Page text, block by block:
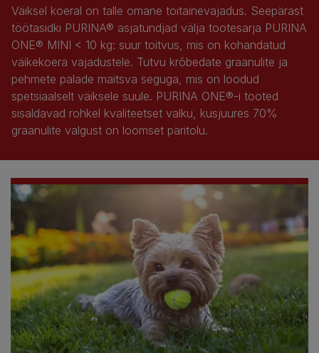
Väiksel koeral on talle omane toitainevajadus. Seepärast
töötasidki PURINA® asjatundjad välja tootesarja PURINA
ONE® MINI < 10 kg: suur toitvus, mis on kohandatud
väikekoera vajadustele. Tutvu krõbedate graanulite ja
pehmete palade maitsva seguga, mis on loodud
spetsiaalselt väiksele suule. PURINA ONE®-i tooted
sisaldavad rohkel kvaliteetset valku, kusjuures 70%
graanulite valgust on loomset päritolu.